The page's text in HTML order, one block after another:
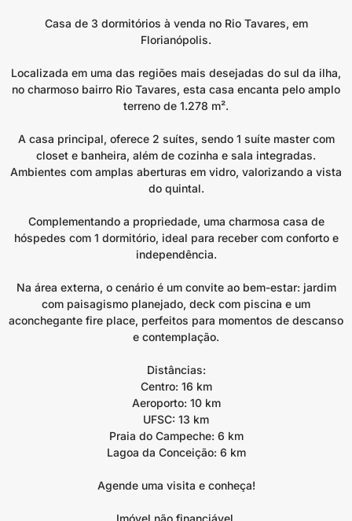
Casa de 3 dormitórios à venda no Rio Tavares, em
Florianópolis.
Localizada em uma das regiões mais desejadas do sul da ilha,
no charmoso bairro Rio Tavares, esta casa encanta pelo amplo
terreno de 1.278 m².
A casa principal, oferece 2 suítes, sendo 1 suíte master com
closet e banheira, além de cozinha e sala integradas.
Ambientes com amplas aberturas em vidro, valorizando a vista
do quintal.
Complementando a propriedade, uma charmosa casa de
hóspedes com 1 dormitório, ideal para receber com conforto e
independência.
Na área externa, o cenário é um convite ao bem-estar: jardim
com paisagismo planejado, deck com piscina e um
aconchegante fire place, perfeitos para momentos de descanso
e contemplação.
Distâncias:
Centro: 16 km
Aeroporto: 10 km
UFSC: 13 km
Praia do Campeche: 6 km
Lagoa da Conceição: 6 km
Agende uma visita e conheça!
Imóvel não financiável.